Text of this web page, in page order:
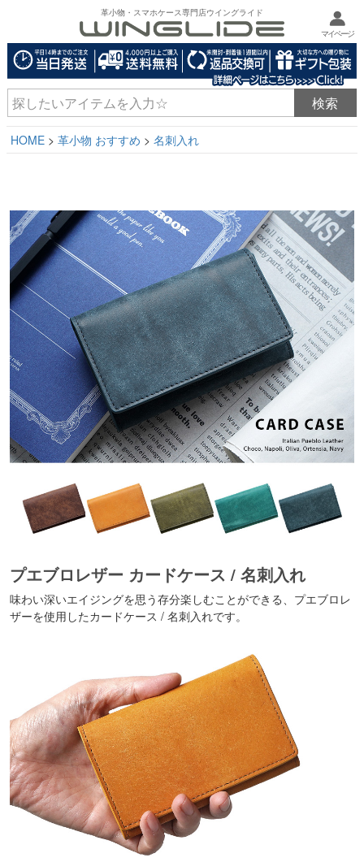
革小物・スマホケース専門店ウイングライド
マイページ
HOME 革小物 おすすめ 名刺入れ
プエブロレザー カードケース / 名刺入れ
味わい深いエイジングを思う存分楽しむことができる、プエブロレ
ザーを使用したカードケース / 名刺入れです。